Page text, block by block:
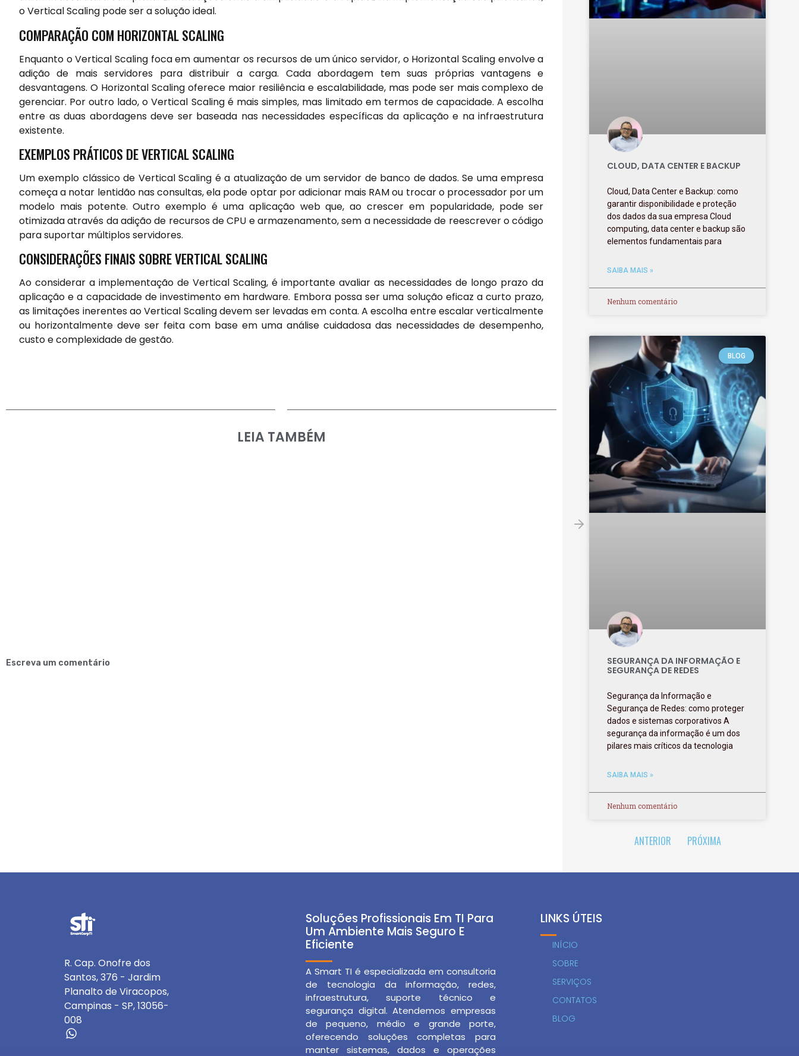
o Vertical Scaling pode ser a solução ideal.
COMPARAÇÃO COM HORIZONTAL SCALING
Enquanto o Vertical Scaling foca em aumentar os recursos de um único servidor, o Horizontal Scaling envolve a
adição de mais servidores para distribuir a carga. Cada abordagem tem suas próprias vantagens e
desvantagens. O Horizontal Scaling oferece maior resiliência e escalabilidade, mas pode ser mais complexo de
gerenciar. Por outro lado, o Vertical Scaling é mais simples, mas limitado em termos de capacidade. A escolha
entre as duas abordagens deve ser baseada nas necessidades específicas da aplicação e na infraestrutura
existente.
EXEMPLOS PRÁTICOS DE VERTICAL SCALING
Um exemplo clássico de Vertical Scaling é a atualização de um servidor de banco de dados. Se uma empresa
começa a notar lentidão nas consultas, ela pode optar por adicionar mais RAM ou trocar o processador por um
modelo mais potente. Outro exemplo é uma aplicação web que, ao crescer em popularidade, pode ser
otimizada através da adição de recursos de CPU e armazenamento, sem a necessidade de reescrever o código
para suportar múltiplos servidores.
CONSIDERAÇÕES FINAIS SOBRE VERTICAL SCALING
Ao considerar a implementação de Vertical Scaling, é importante avaliar as necessidades de longo prazo da
aplicação e a capacidade de investimento em hardware. Embora possa ser uma solução eficaz a curto prazo,
as limitações inerentes ao Vertical Scaling devem ser levadas em conta. A escolha entre escalar verticalmente
ou horizontalmente deve ser feita com base em uma análise cuidadosa das necessidades de desempenho,
custo e complexidade de gestão.
LEIA TAMBÉM
Escreva um comentário
CLOUD, DATA CENTER E BACKUP
Cloud, Data Center e Backup: como
garantir disponibilidade e proteção
dos dados da sua empresa Cloud
computing, data center e backup são
elementos fundamentais para
SAIBA MAIS »
Nenhum comentário
BLOG
SEGURANÇA DA INFORMAÇÃO E
SEGURANÇA DE REDES
Segurança da Informação e
Segurança de Redes: como proteger
dados e sistemas corporativos A
segurança da informação é um dos
pilares mais críticos da tecnologia
SAIBA MAIS »
Nenhum comentário
ANTERIOR PRÓXIMA
R. Cap. Onofre dos
Santos, 376 - Jardim
Planalto de Viracopos,
Campinas - SP, 13056-
008
Soluções Profissionais Em TI Para
Um Ambiente Mais Seguro E
Eficiente
A Smart TI é especializada em consultoria
de tecnologia da informação, redes,
infraestrutura, suporte técnico e
segurança digital. Atendemos empresas
de pequeno, médio e grande porte,
oferecendo soluções completas para
manter sistemas, dados e operações
LINKS ÚTEIS
INÍCIO
SOBRE
SERVIÇOS
CONTATOS
BLOG